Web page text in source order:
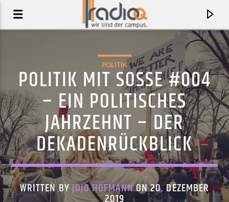
AKTUELLER TRACK
POLITIK
POLITIK MIT SOSSE #004 –
EIN POLITISCHES J
AHRZEHNT – DER D
EKADENRÜCKBLICK
WRITTEN BYJOJO HOFMANNON 20. DEZEMBER